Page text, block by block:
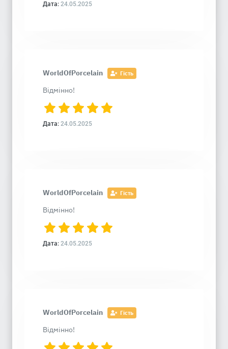
Дата: 24.05.2025
WorldOfPorcelain Гість
Відмінно!
Дата: 24.05.2025
WorldOfPorcelain Гість
Відмінно!
Дата: 24.05.2025
WorldOfPorcelain Гість
Відмінно!